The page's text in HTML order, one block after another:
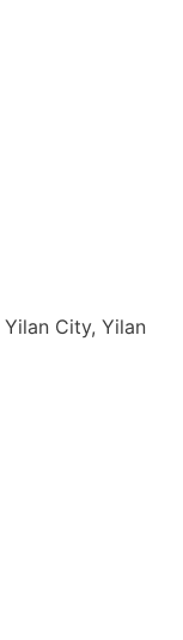
City, Yilan